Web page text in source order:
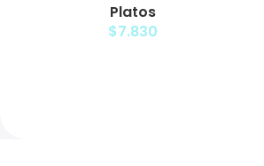
Platos
$7.830